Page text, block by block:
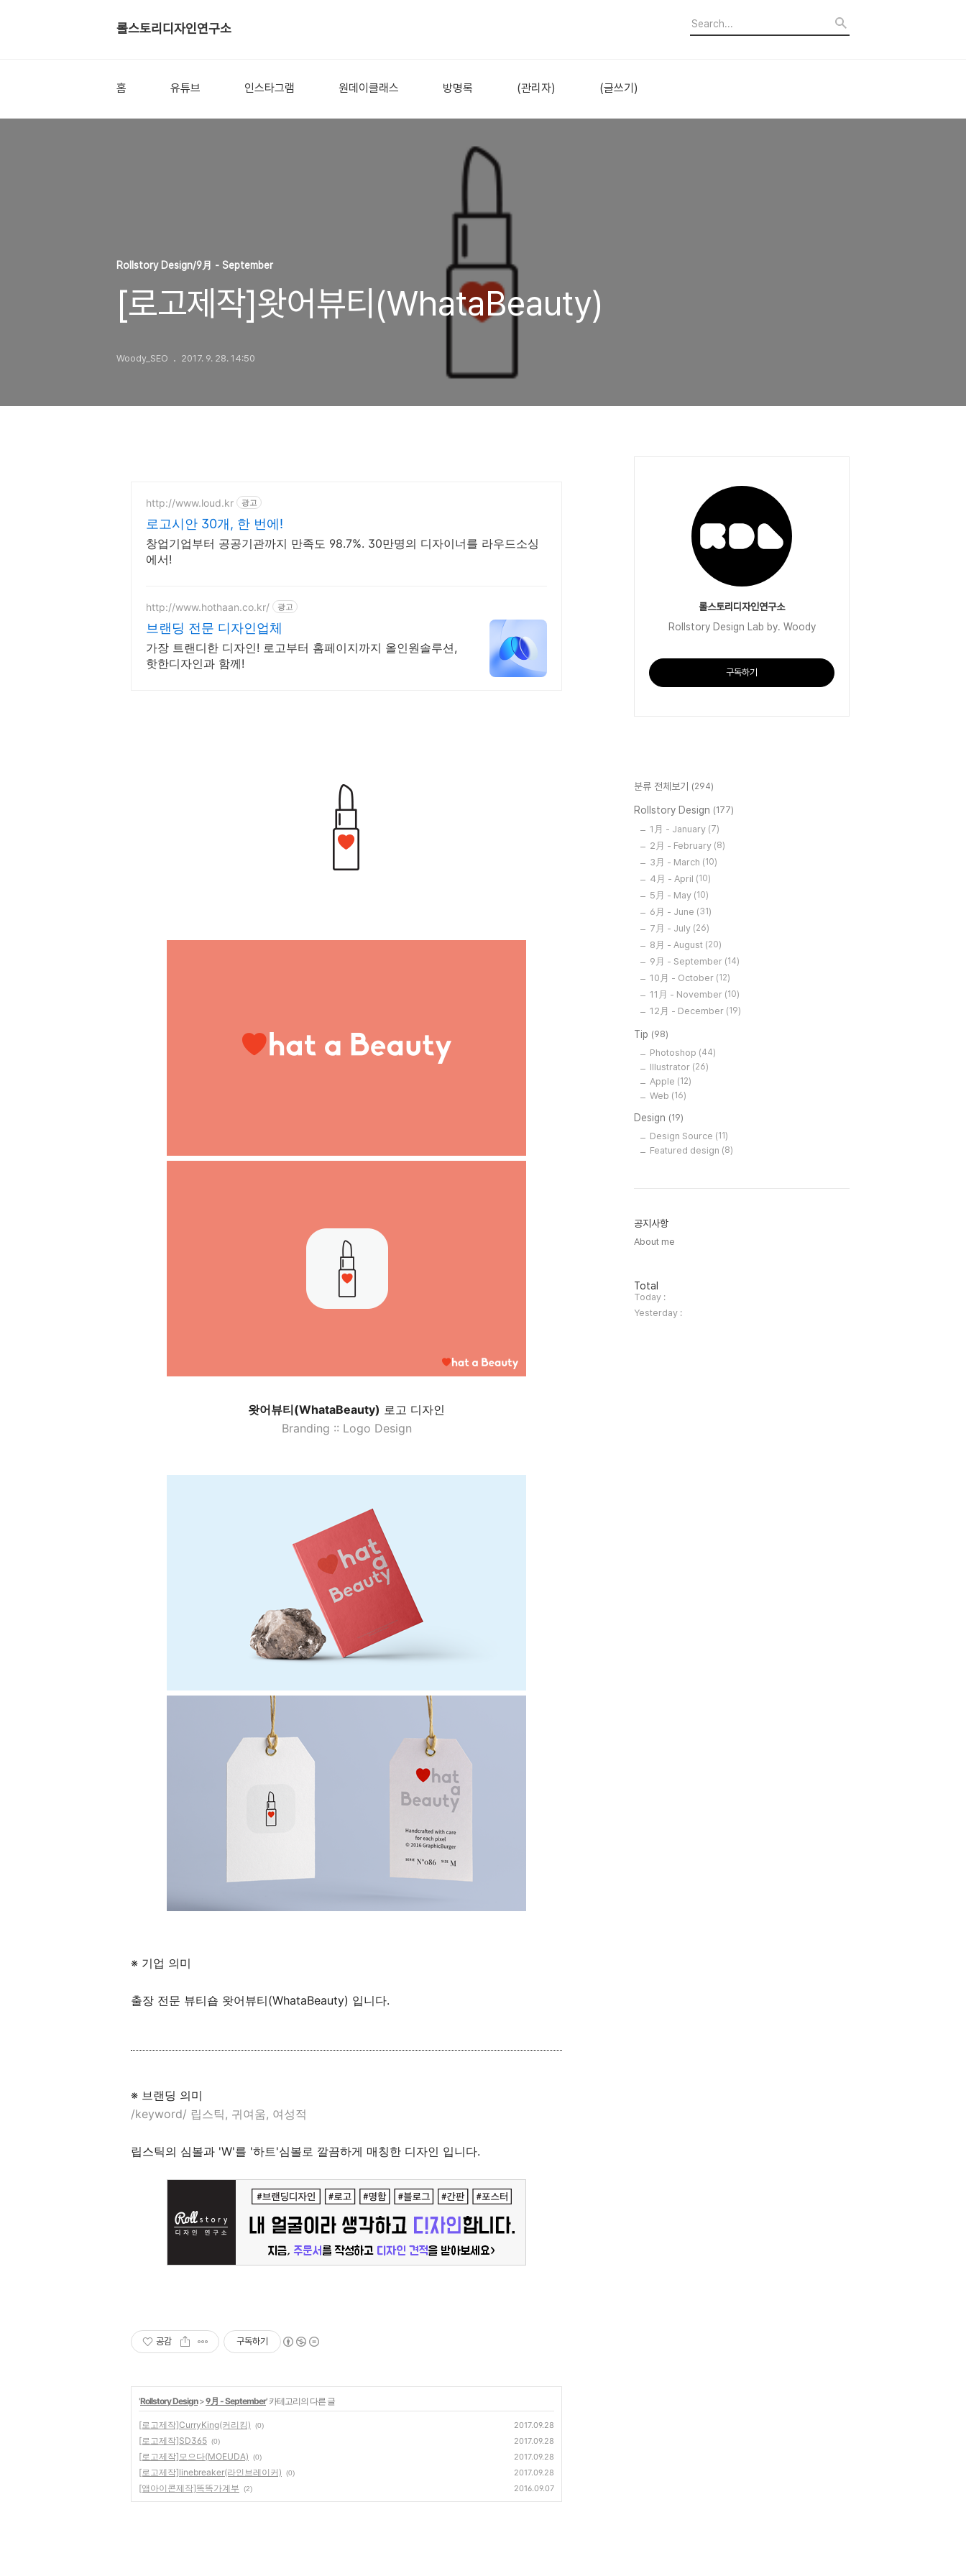
롤스토리디자인연구소
홈 유튜브 인스타그램 원데이클래스 방명록 (관리자) (글쓰기)
Rollstory Design/9月 - September
[로고제작]왓어뷰티(WhataBeauty)
Woody_SEO 2017. 9. 28. 14:50
http://www.loud.kr 광고
로고시안 30개, 한 번에!
창업기업부터 공공기관까지 만족도 98.7%. 30만명의 디자이너를 라우드소싱
에서!
http://www.hothaan.co.kr/ 광고
브랜딩 전문 디자인업체
가장 트랜디한 디자인! 로고부터 홈페이지까지 올인원솔루션,
핫한디자인과 함께!
왓어뷰티(WhataBeauty) 로고 디자인
Branding :: Logo Design
※ 기업 의미
출장 전문 뷰티숍 왓어뷰티(WhataBeauty) 입니다.
※ 브랜딩 의미
/keyword/ 립스틱, 귀여움, 여성적
립스틱의 심볼과 'W'를 '하트'심볼로 깔끔하게 매칭한 디자인 입니다.
공감 구독하기
'Rollstory Design>9月 - September' 카테고리의 다른 글
[로고제작]CurryKing(커리킹) (0) 2017.09.28
[로고제작]SD365 (0) 2017.09.28
[로고제작]모으다(MOEUDA) (0) 2017.09.28
[로고제작]linebreaker(라인브레이커) (0) 2017.09.28
[앱아이콘제작]똑똑가계부 (2) 2016.09.07
롤스토리디자인연구소
Rollstory Design Lab by. Woody
구독하기
분류 전체보기 (294)
Rollstory Design (177)
1月 - January (7)
2月 - February (8)
3月 - March (10)
4月 - April (10)
5月 - May (10)
6月 - June (31)
7月 - July (26)
8月 - August (20)
9月 - September (14)
10月 - October (12)
11月 - November (10)
12月 - December (19)
Tip (98)
Photoshop (44)
Illustrator (26)
Apple (12)
Web (16)
Design (19)
Design Source (11)
Featured design (8)
공지사항
About me
방
문
자
수
Total
Today :
Yesterday :